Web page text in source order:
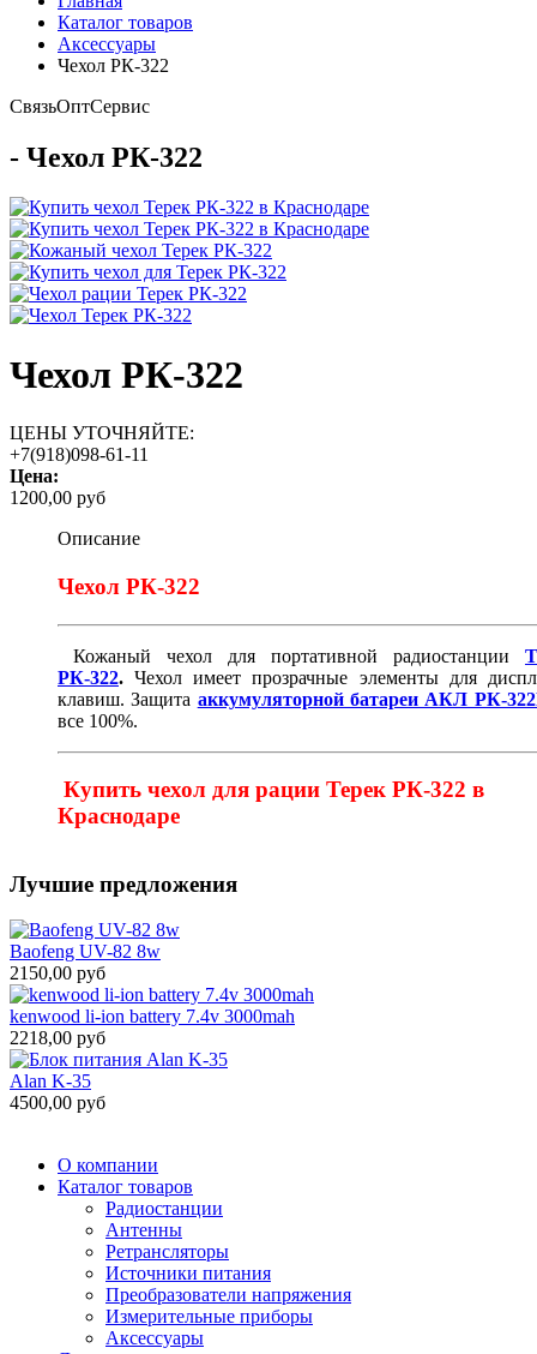
Каталог товаров
Аксессуары
Чехол РК-322
СвязьОптСервис
- Чехол РК-322
Чехол РК-322
ЦЕНЫ УТОЧНЯЙТЕ:
+7(918)098-61-11
Цена:
1200,00 руб
Описание
Чехол РК-322
Кожаный чехол для портативной радиостанции
РК-322.Чехол имеет прозрачные элементы для
клавиш. Защита аккумуляторной батареи АКЛ РК-
все 100%.
Купить чехол для рации Терек РК-322 в
Краснодаре
Лучшие предложения
Baofeng UV-82 8w
2150,00 руб
kenwood li-ion battery 7.4v 3000mah
2218,00 руб
Alan K-35
4500,00 руб
О компании
Каталог товаров
Радиостанции
Антенны
Ретрансляторы
Источники питания
Преобразователи напряжения
Измерительные приборы
Аксессуары